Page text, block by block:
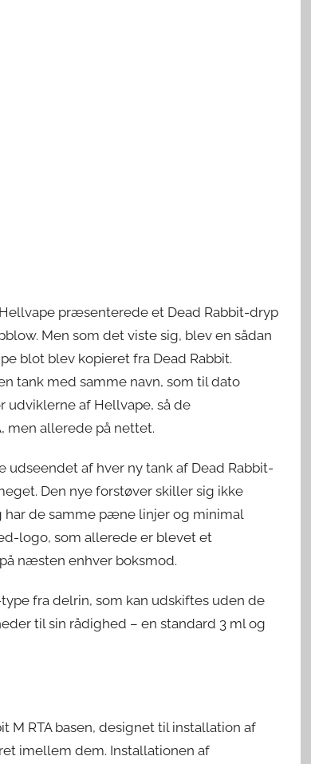
præsenterede et Dead Rabbit-dryp
Men som det viste sig, blev en sådan
blot blev kopieret fra Dead Rabbit.
tank med samme navn, som til dato
udviklerne af Hellvape, så de
men allerede på nettet.
af hver ny tank af Dead Rabbit-
Den nye forstøver skiller sig ikke
de samme pæne linjer og minimal
logo, som allerede er blevet et
næsten enhver boksmod.
fra delrin, som kan udskiftes uden de
til sin rådighed – en standard 3 ml og
M RTA basen, designet til installation af
imellem dem. Installationen af